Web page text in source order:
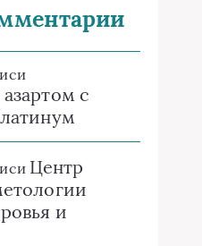
с
Центр
и